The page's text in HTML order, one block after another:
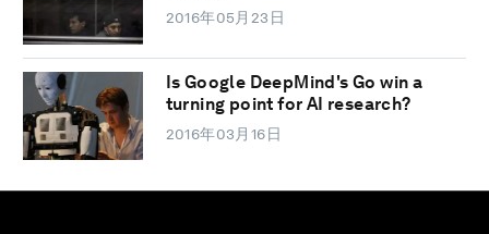
2016年05月23日
Is Google DeepMind's Go win a
turning point for AI research?
2016年03月16日